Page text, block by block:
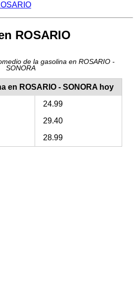
ROSARIO
de la gasolina en ROSARIO -
SONORA
en ROSARIO - SONORA hoy
24.99
29.40
28.99